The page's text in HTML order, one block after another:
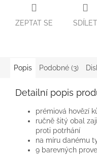
ZEPTAT SE SDÍLET
Popis Podobné (3)
Detailní popis
prémiová hovězí
ručně šitý obal
proti potrhání
na míru danému
9 barevných